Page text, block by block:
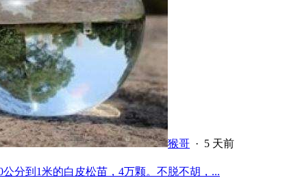
猴哥 · 5 天前
分到1米的白皮松苗，4万颗。不脱不胡，...